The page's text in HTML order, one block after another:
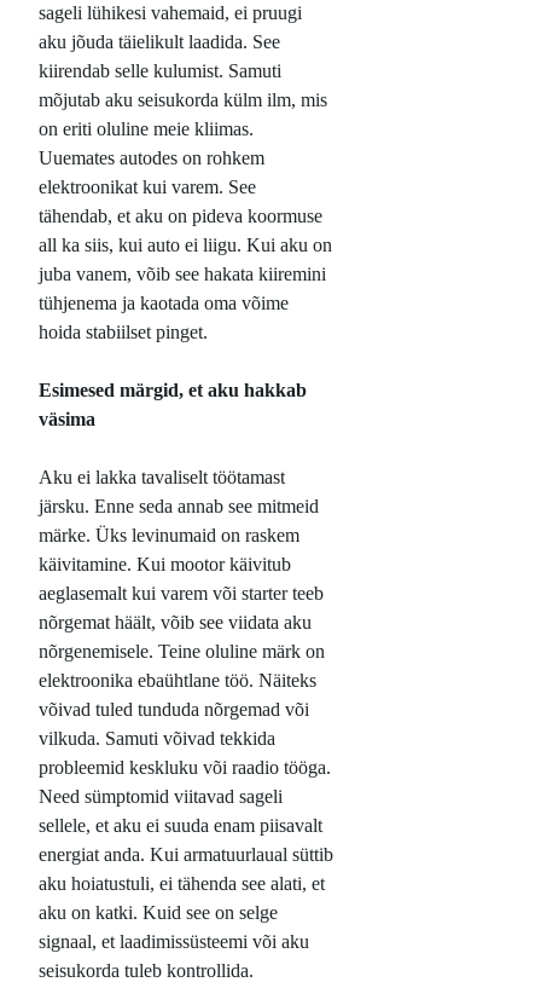
sageli lühikesi vahemaid, ei pruugi
aku jõuda täielikult laadida. See
kiirendab selle kulumist. Samuti
mõjutab aku seisukorda külm ilm, mis
on eriti oluline meie kliimas.
Uuemates autodes on rohkem
elektroonikat kui varem. See
tähendab, et aku on pideva koormuse
all ka siis, kui auto ei liigu. Kui aku on
juba vanem, võib see hakata kiiremini
tühjenema ja kaotada oma võime
hoida stabiilset pinget.
Esimesed märgid, et aku hakkab
väsima
Aku ei lakka tavaliselt töötamast
järsku. Enne seda annab see mitmeid
märke. Üks levinumaid on raskem
käivitamine. Kui mootor käivitub
aeglasemalt kui varem või starter teeb
nõrgemat häält, võib see viidata aku
nõrgenemisele. Teine oluline märk on
elektroonika ebaühtlane töö. Näiteks
võivad tuled tunduda nõrgemad või
vilkuda. Samuti võivad tekkida
probleemid keskluku või raadio tööga.
Need sümptomid viitavad sageli
sellele, et aku ei suuda enam piisavalt
energiat anda. Kui armatuurlaual süttib
aku hoiatustuli, ei tähenda see alati, et
aku on katki. Kuid see on selge
signaal, et laadimissüsteemi või aku
seisukorda tuleb kontrollida.